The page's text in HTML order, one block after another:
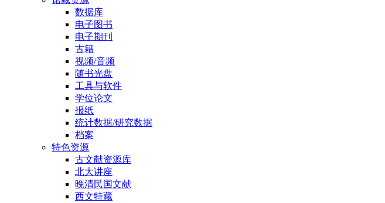
数据库
电子图书
电子期刊
古籍
视频/音频
随书光盘
工具与软件
学位论文
报纸
统计数据/研究数据
档案
特色资源
古文献资源库
北大讲座
晚清民国文献
西文特藏